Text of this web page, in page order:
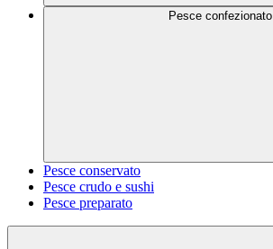
Pesce confezionato
Pesce conservato
Pesce crudo e sushi
Pesce preparato